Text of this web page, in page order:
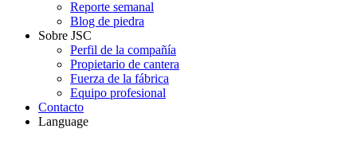
Reporte semanal
Blog de piedra
Sobre JSC
Perfil de la compañía
Propietario de cantera
Fuerza de la fábrica
Equipo profesional
Contacto
Language